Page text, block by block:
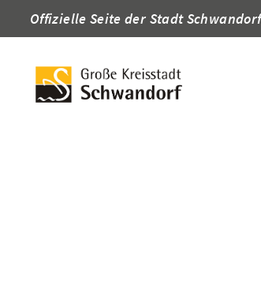
Offizielle Seite der Stadt Schwandorf